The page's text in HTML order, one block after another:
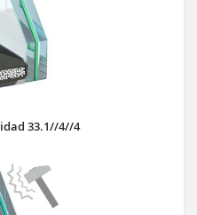
33.1//4//4